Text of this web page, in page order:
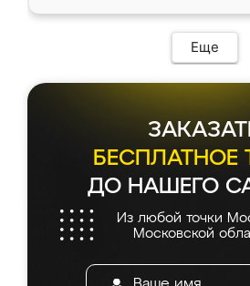
мебель сразу встала на
каких-либо доработок.
довольна, все выглядит
Еще
БЕСПЛАТНОЕ
ДО НАШЕГО
Из любой точки
Московской